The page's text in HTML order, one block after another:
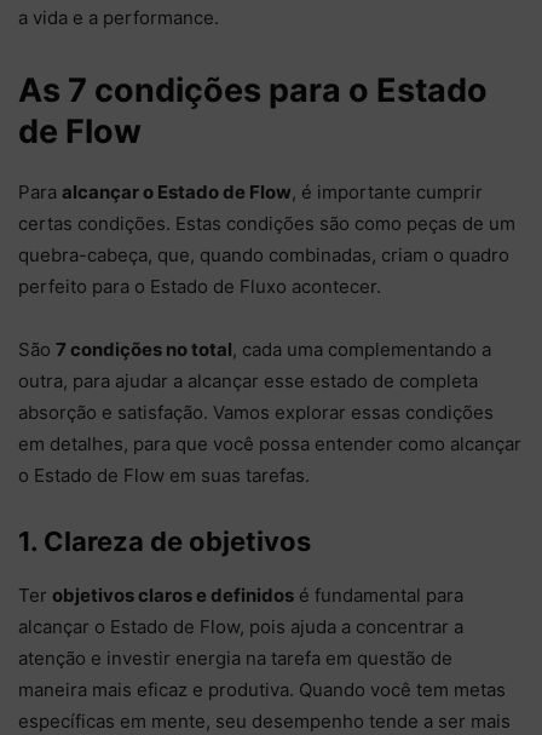
a vida e a performance.
As 7 condições para o Estado
de Flow
Para alcançar o Estado de Flow, é importante cumprir
certas condições. Estas condições são como peças de um
quebra-cabeça, que, quando combinadas, criam o quadro
perfeito para o Estado de Fluxo acontecer.
São 7 condições no total, cada uma complementando a
outra, para ajudar a alcançar esse estado de completa
absorção e satisfação. Vamos explorar essas condições
em detalhes, para que você possa entender como alcançar
o Estado de Flow em suas tarefas.
1. Clareza de objetivos
Ter objetivos claros e definidos é fundamental para
alcançar o Estado de Flow, pois ajuda a concentrar a
atenção e investir energia na tarefa em questão de
maneira mais eficaz e produtiva. Quando você tem metas
específicas em mente, seu desempenho tende a ser mais